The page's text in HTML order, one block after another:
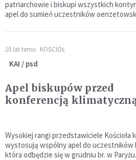
patriarchowie i biskupi wszystkich
apel do sumień uczestników
10 lat temu KOŚCIÓŁ
KAI / psd
Apel biskupów przed
konferencją
Wysokiej rangi przedstawiciele Kościoła
wystosują wspólny apel do
która odbędzie się w grudniu br. w Paryżu.